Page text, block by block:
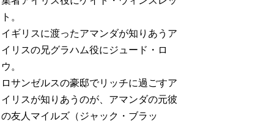
ト。
イギリスに渡ったアマンダが知りあうア
イリスの兄グラハム役にジュード・ロ
ウ。
ロサンゼルスの豪邸でリッチに過ごすア
イリスが知りあうのが、アマンダの元彼
の友人マイルズ（ジャック・ブラッ